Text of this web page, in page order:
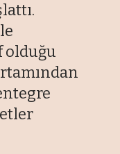
olduğu